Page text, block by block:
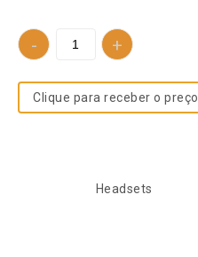
Clique para receber o preço
Headsets